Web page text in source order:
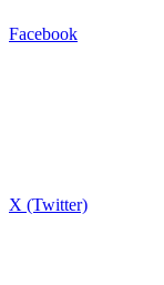
Facebook
X (Twitter)